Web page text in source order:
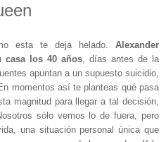
esta te deja helado. Alexander
casa los 40 años , días antes de la
apuntan a un supuesto suicidio,
momentos así te planteas qué pasa
magnitud para llegar a tal decisión,
sólo vemos lo de fuera, pero
una situación personal única que